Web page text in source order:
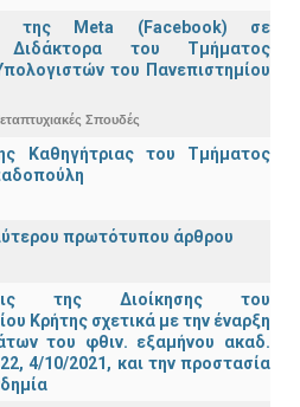
της Meta (Facebook) σε
Διδάκτορα του Τμήματος
του Πανεπιστημίου
Σπουδές
Καθηγήτριας του Τμήματος
πρωτότυπου άρθρου
της Διοίκησης του
Κρήτης σχετικά με την έναρξη
του φθιν. εξαμήνου ακαδ.
4/10/2021, και την προστασία